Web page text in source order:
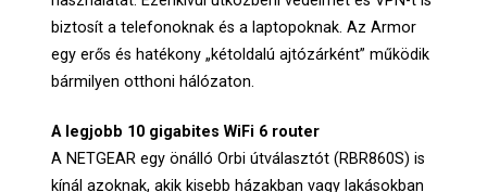
biztosít a telefonoknak és a laptopoknak. Az Armor
egy erős és hatékony „kétoldalú ajtózárként” működik
bármilyen otthoni hálózaton.
A legjobb 10 gigabites WiFi 6 router
A NETGEAR egy önálló Orbi útválasztót (RBR860S) is
kínál azoknak, akik kisebb házakban vagy lakásokban